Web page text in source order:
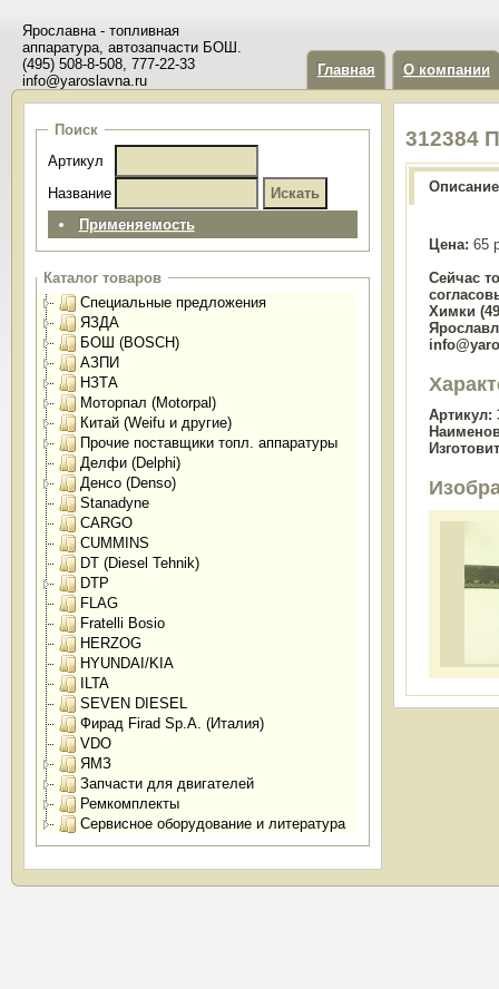
Ярославна - топливная
аппаратура, автозапчасти БОШ.
(495) 508-8-508, 777-22-33
info@yaroslavna.ru
Главная О компании
Поиск
Артикул
Название
Применяемость
Каталог товаров
Специальные предложения
ЯЗДА
БОШ (BOSCH)
АЗПИ
НЗТА
Моторпал (Motorpal)
Китай (Weifu и другие)
Прочие поставщики топл. аппаратуры
Делфи (Delphi)
Денсо (Denso)
Stanadyne
CARGO
CUMMINS
DT (Diesel Tehnik)
DTP
FLAG
Fratelli Bosio
HERZOG
HYUNDAI/KIA
ILTA
SEVEN DIESEL
Фирад Firad Sp.A. (Италия)
VDO
ЯМЗ
Запчасти для двигателей
Ремкомплекты
Сервисное оборудование и литература
312384
Описание
Цена: 65
Сейчас
Химки
Артикул: